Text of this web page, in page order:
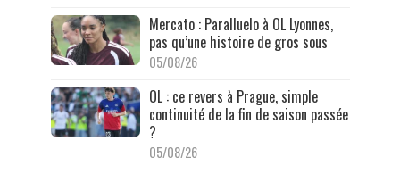
Mercato : Paralluelo à OL Lyonnes,
pas qu’une histoire de gros sous
05/08/26
OL : ce revers à Prague, simple
continuité de la fin de saison passée
?
05/08/26